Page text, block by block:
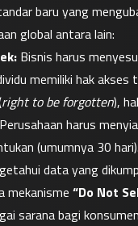
baru yang
global antara lain:
Bisnis harus
memiliki hak
right to be forgotten),
harus
(umumnya 30
data yang
mekanisme “Do Not
sarana bagi